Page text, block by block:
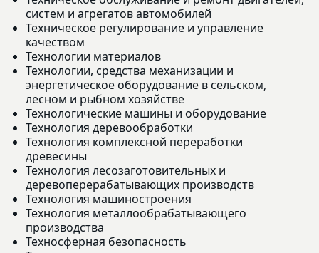
систем и агрегатов автомобилей
Техническое регулирование и управление
качеством
Технологии материалов
Технологии, средства механизации и
энергетическое оборудование в сельском,
лесном и рыбном хозяйстве
Технологические машины и оборудование
Технология деревообработки
Технология комплексной переработки
древесины
Технология лесозаготовительных и
деревоперерабатывающих производств
Технология машиностроения
Технология металлообрабатывающего
производства
Техносферная безопасность